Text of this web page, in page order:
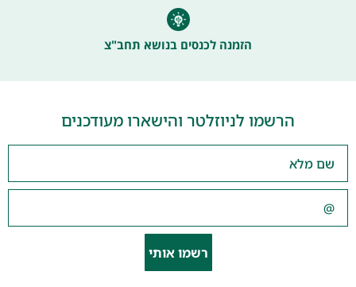
הזמנה לכנסים בנושא תחב"צ
הרשמו לניוזלטר והישארו מעודכנים
רשמו אותי